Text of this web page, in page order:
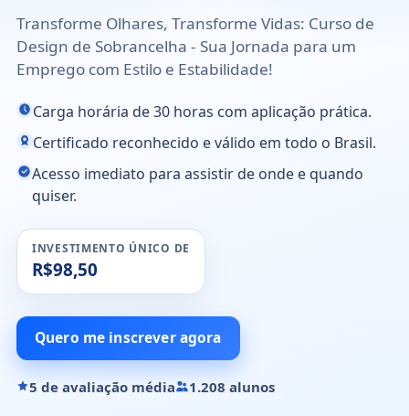
Transforme Olhares, Transforme Vidas: Curso de
Design de Sobrancelha - Sua Jornada para um
Emprego com Estilo e Estabilidade!
Carga horária de 30 horas com aplicação prática.
Certificado reconhecido e válido em todo o Brasil.
Acesso imediato para assistir de onde e quando
quiser.
INVESTIMENTO ÚNICO DE
R$98,50
Quero me inscrever agora
5 de avaliação média 1.208 alunos